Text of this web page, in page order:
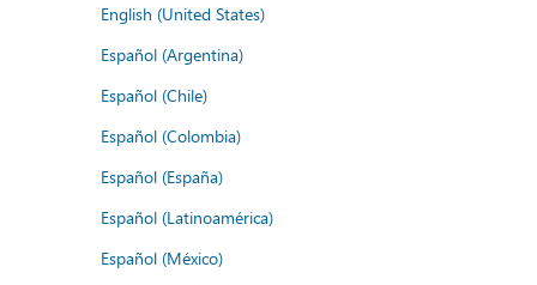
English (United States)
Español (Argentina)
Español (Chile)
Español (Colombia)
Español (España)
Español (Latinoamérica)
Español (México)